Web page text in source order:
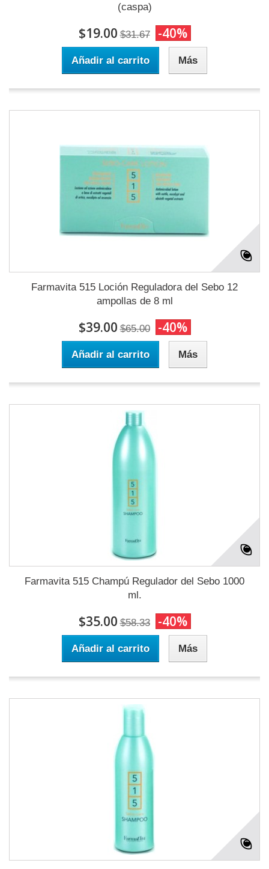
(caspa)
$19.00 $31.67 -40%
Añadir al carrito Más
Farmavita 515 Loción Reguladora del Sebo 12
ampollas de 8 ml
$39.00 $65.00 -40%
Añadir al carrito Más
Farmavita 515 Champú Regulador del Sebo 1000
ml.
$35.00 $58.33 -40%
Añadir al carrito Más